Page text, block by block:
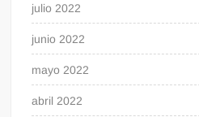
julio 2022
junio 2022
mayo 2022
abril 2022